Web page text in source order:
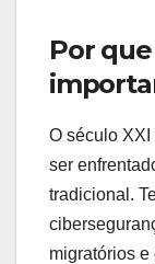
Por
O século
ser
tradicional.
migratórios